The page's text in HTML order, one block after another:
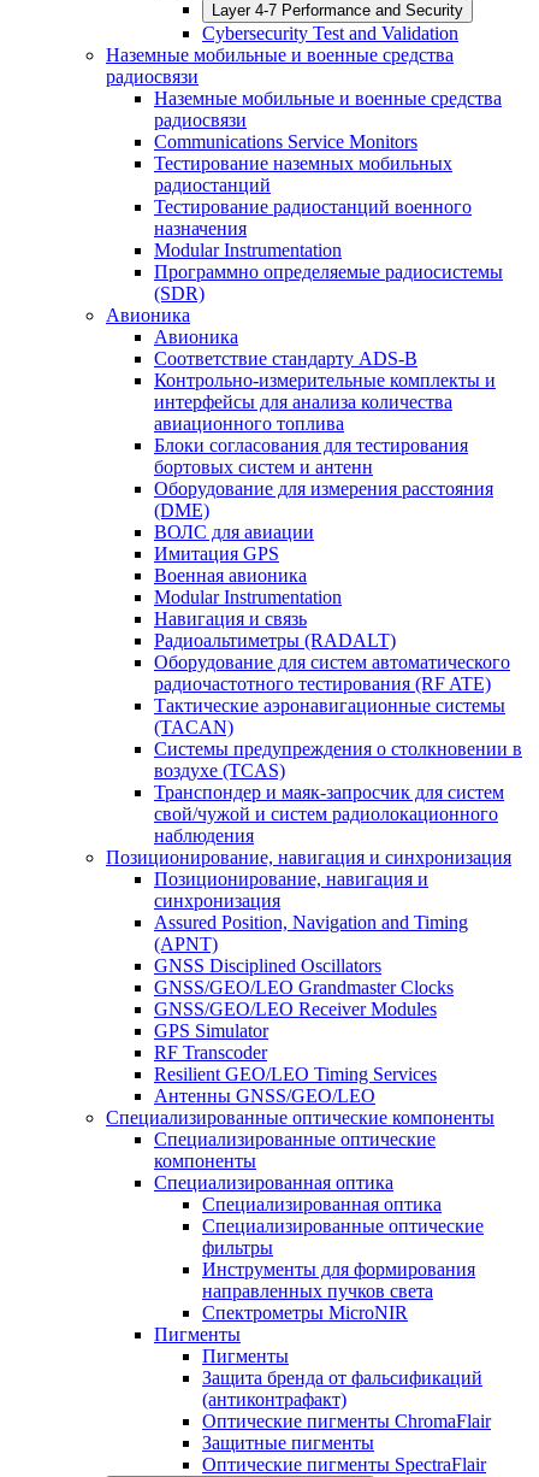
Layer 4-7 Performance and Security
Cybersecurity Test and Validation
Наземные мобильные и военные средства
радиосвязи
Наземные мобильные и военные средства
радиосвязи
Communications Service Monitors
Тестирование наземных мобильных
радиостанций
Тестирование радиостанций военного
назначения
Modular Instrumentation
Программно определяемые радиосистемы
(SDR)
Авионика
Авионика
Соответствие стандарту ADS-B
Контрольно-измерительные комплекты и
интерфейсы для анализа количества
авиационного топлива
Блоки согласования для тестирования
бортовых систем и антенн
Оборудование для измерения расстояния
(DME)
ВОЛС для авиации
Имитация GPS
Военная авионика
Modular Instrumentation
Навигация и связь
Радиоальтиметры (RADALT)
Оборудование для систем автоматического
радиочастотного тестирования (RF ATE)
Тактические аэронавигационные системы
(TACAN)
Системы предупреждения о столкновении в
воздухе (TCAS)
Транспондер и маяк-запросчик для систем
свой/чужой и систем радиолокационного
наблюдения
Позиционирование, навигация и синхронизация
Позиционирование, навигация и
синхронизация
Assured Position, Navigation and Timing
(APNT)
GNSS Disciplined Oscillators
GNSS/GEO/LEO Grandmaster Clocks
GNSS/GEO/LEO Receiver Modules
GPS Simulator
RF Transcoder
Resilient GEO/LEO Timing Services
Антенны GNSS/GEO/LEO
Специализированные оптические компоненты
Специализированные оптические
компоненты
Специализированная оптика
Специализированная оптика
Специализированные оптические
фильтры
Инструменты для формирования
направленных пучков света
Спектрометры MicroNIR
Пигменты
Пигменты
Защита бренда от фальсификаций
(антиконтрафакт)
Оптические пигменты ChromaFlair
Защитные пигменты
Оптические пигменты SpectraFlair